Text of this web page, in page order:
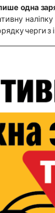
одна
черги з